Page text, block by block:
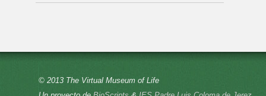
© 2013 The Virtual Museum of Life